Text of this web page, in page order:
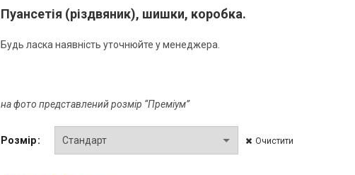
Пуансетія (різдвяник), шишки, коробка.
Будь ласка наявність уточнюйте у менеджера.
на фото представлений розмір “Преміум”
Розмір Очистити